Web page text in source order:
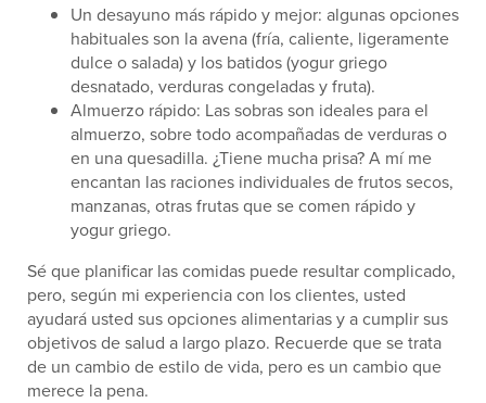
Un desayuno más rápido y mejor: algunas opciones
habituales son la avena (fría, caliente, ligeramente
dulce o salada) y los batidos (yogur griego
desnatado, verduras congeladas y fruta).
Almuerzo rápido: Las sobras son ideales para el
almuerzo, sobre todo acompañadas de verduras o
en una quesadilla. ¿Tiene mucha prisa? A mí me
encantan las raciones individuales de frutos secos,
manzanas, otras frutas que se comen rápido y
yogur griego.
Sé que planificar las comidas puede resultar complicado,
pero, según mi experiencia con los clientes, usted
ayudará usted sus opciones alimentarias y a cumplir sus
objetivos de salud a largo plazo. Recuerde que se trata
de un cambio de estilo de vida, pero es un cambio que
merece la pena.